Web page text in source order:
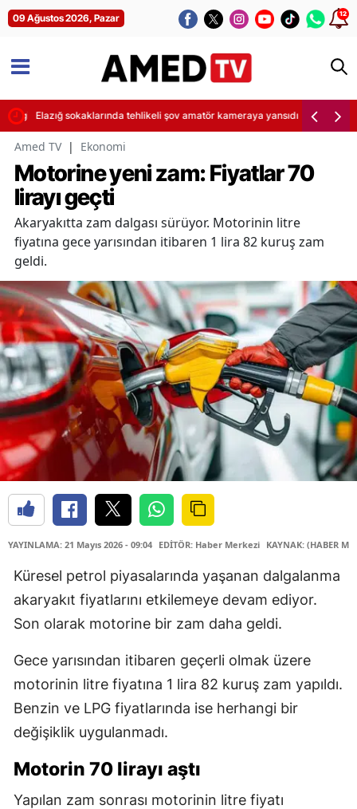
09 Ağustos 2026, Pazar 12
girdiElazığ sokaklarında tehlikeli şov amatör kameraya yansıdı
Amed TV | Ekonomi
Motorine yeni zam: Fiyatlar 70
lirayı geçti
Akaryakıtta zam dalgası sürüyor. Motorinin litre
fiyatına gece yarısından itibaren 1 lira 82 kuruş zam
geldi.
YAYINLAMA: 21 Mayıs 2026 - 09:04 EDİTÖR: Haber Merkezi KAYNAK: (HABER
Küresel petrol piyasalarında yaşanan dalgalanma
akaryakıt fiyatlarını etkilemeye devam ediyor.
Son olarak motorine bir zam daha geldi.
Gece yarısından itibaren geçerli olmak üzere
motorinin litre fiyatına 1 lira 82 kuruş zam yapıldı.
Benzin ve LPG fiyatlarında ise herhangi bir
değişiklik uygulanmadı.
Motorin 70 lirayı aştı
Yapılan zam sonrası motorinin litre fiyatı